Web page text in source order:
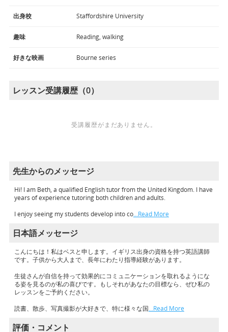
出身校 Staffordshire University
趣味 Reading, walking
好きな映画 Bourne series
レッスン受講履歴（0）
受講履歴がまだありません。
先生からのメッセージ
Hi! I am Beth, a qualified English tutor from the United Kingdom. I have
years of experience tutoring both children and adults.
I enjoy seeing my students develop into co…Read More
日本語メッセージ
こんにちは！私はベスと申します。イギリス出身の資格を持つ英語講師
です。子供から大人まで、長年にわたり指導経験があります。
生徒さんが自信を持って効果的にコミュニケーションを取れるようにな
る姿を見るのが私の喜びです。もしそれがあなたの目標なら、ぜひ私の
レッスンをご予約ください。
読書、散歩、写真撮影が大好きで、特に様々な国…Read More
評価・コメント